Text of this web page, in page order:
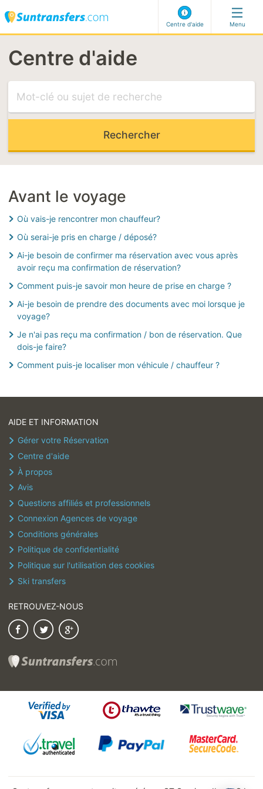
Centre d'aide
visiter notre centre d'aide
ARTICLES LES PLUS PERTINENTS
CATEGORIES LES PLUS PERTINENTES
Faire une réservation
Modifier ou annuler votre réservation
Paiements / remboursements
Menu
Centre d'aide
Avant le voyage
Où vais-je rencontrer mon chauffeur?
Où serai-je pris en charge / déposé?
Ai-je besoin de confirmer ma réservation avec vous après
avoir reçu ma confirmation de réservation?
Comment puis-je savoir mon heure de prise en charge ?
Ai-je besoin de prendre des documents avec moi lorsque je
voyage?
Je n'ai pas reçu ma confirmation / bon de réservation. Que
dois-je faire?
Comment puis-je localiser mon véhicule / chauffeur ?
AIDE ET INFORMATION
Gérer votre Réservation
Centre d'aide
À propos
Avis
Questions affiliés et professionnels
Connexion Agences de voyage
Conditions générales
Politique de confidentialité
Politique sur l'utilisation des cookies
Ski transfers
RETROUVEZ-NOUS